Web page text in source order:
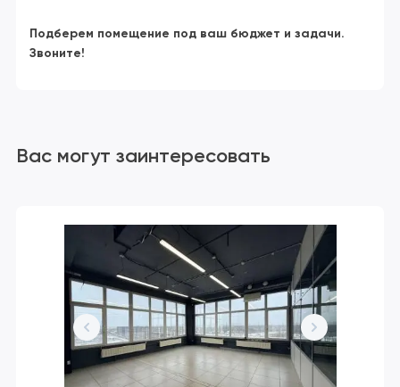
Подберем помещение под ваш бюджет и задачи.
Звоните!
Вас могут заинтересовать